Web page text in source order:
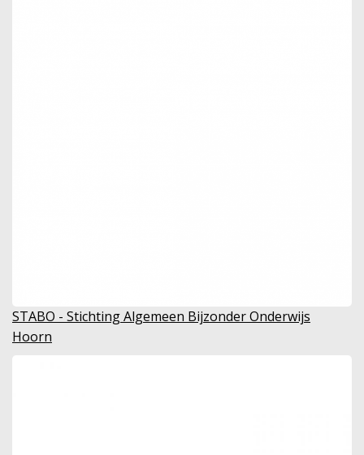
STABO - Stichting Algemeen Bijzonder Onderwijs
Hoorn